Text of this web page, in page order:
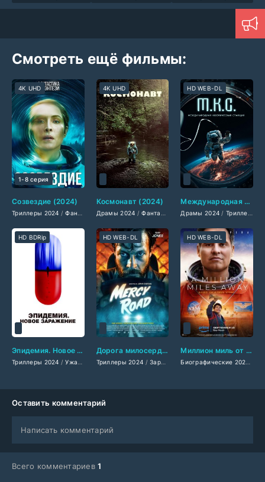
Смотреть ещё фильмы:
Созвездие (2024)
Триллеры 2024 /Фантастические 2024 / Сериалы 2024/Фильмы 2024/
4K UHD
1-8 серия
Космонавт (2024)
Драмы 2024 /Фантастические 2024 /Зарубежные
4K UHD
Международная космическая станция (2024)
Драмы 2024 / Триллеры 2024
HD WEB-DL
Эпидемия. Новое заражение (2024)
Триллеры 2024 /Ужасы 2024 /Зарубежные фильмы 2024/Фильмы декабря
HD BDRip
Дорога милосердия (2024)
Триллеры 2024 /Зарубежные фильмы 2024 /
HD WEB-DL
Миллион миль от Земли (2024)
HD WEB-DL
Оставить комментарий
Написать комментарий
Всего комментариев1